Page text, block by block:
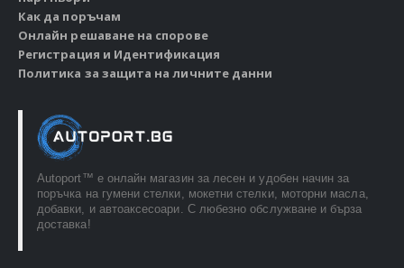
Как да поръчам
Онлайн решаване на спорове
Регистрация и Идентификация
Политика за защита на личните данни
Autoport™ e онлайн магазин за лесен и удобен начин за
поръчка на гумени стелки, мокетни стелки, моторни масла,
добавки, и автоаксесоари. С любезно обслужване и бърза
доставка!